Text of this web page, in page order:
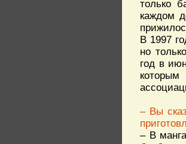
только
каждом
В 1997
но
год в
– Вы
– В